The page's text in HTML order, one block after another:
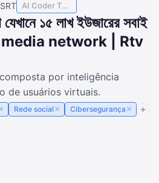
SRT AI Coder TODAY
১৫ লাখ ইউজারের সবাই
network | Rtv
por inteligência
de usuários virtuais.
Rede social × Cibersegurança ×